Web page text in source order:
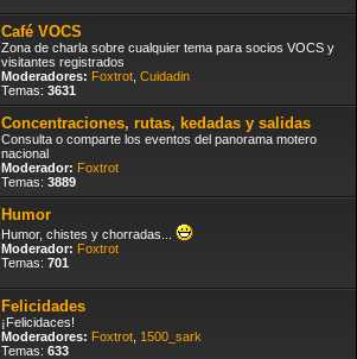
Café VOCS
Zona de charla sobre cualquier tema para socios VOCS y
visitantes registrados
Moderadores: Foxtrot Cuidadin
Temas: 3631
Concentraciones, rutas, kedadas y salidas
Consulta o comparte los eventos del panorama motero
nacional
Moderador: Foxtrot
Temas: 3889
Humor
Humor, chistes y chorradas...
Moderador: Foxtrot
Temas: 701
Felicidades
¡Felicidaces!
Moderadores: Foxtrot 1500_sark
Temas: 633